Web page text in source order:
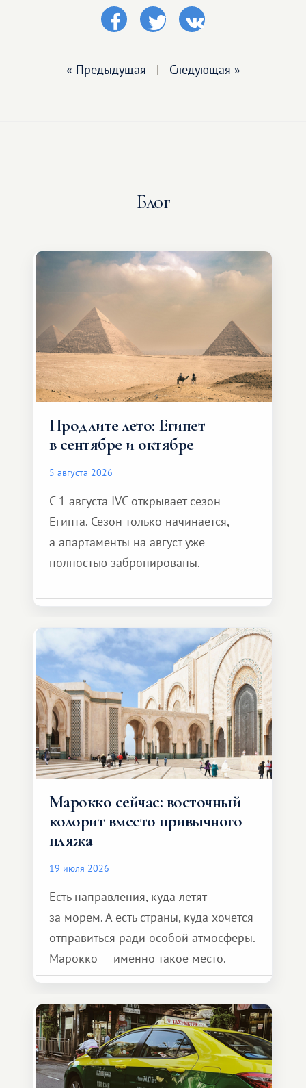
« Предыдущая | Следующая »
Блог
Продлите лето: Египет
в сентябре и октябре
5 августа 2026
С 1 августа IVC открывает сезон
Египта. Сезон только начинается,
а апартаменты на август уже
полностью забронированы.
Марокко сейчас: восточный
колорит вместо привычного
пляжа
19 июля 2026
Есть направления, куда летят
за морем. А есть страны, куда хочется
отправиться ради особой атмосферы.
Марокко — именно такое место.